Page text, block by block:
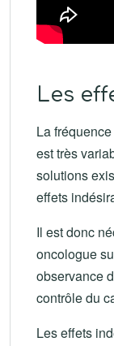
Les
La
est très
solutions
effets
Il est donc
oncologue
observance
contrôle du
Les effets